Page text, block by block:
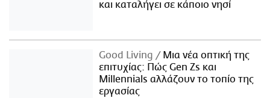
και καταλήγει σε κάποιο νησί
Good Living
Μια νέα οπτική της
επιτυχίας: Πώς Gen Zs και
Millennials αλλάζουν το τοπίο της
εργασίας